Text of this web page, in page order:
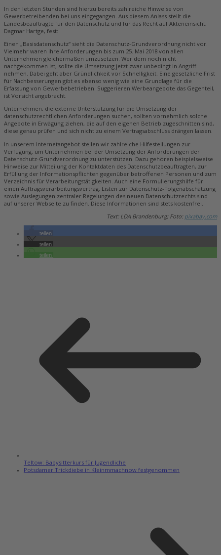
In den letzten Stunden sind hierzu bereits zahlreiche Hinweise von
Gewerbetreibenden bei uns eingegangen. Aus diesem Anlass stellt die
Landesbeauftragte für den Datenschutz und für das Recht auf Akteneinsicht,
Dagmar Hartge, fest:
Einen „Basisdatenschutz“ sieht die Datenschutz-Grundverordnung nicht vor.
Vielmehr waren ihre Anforderungen bis zum 25. Mai 2018 von allen
Unternehmen gleichermaßen umzusetzen. Wer dem noch nicht
nachgekommen ist, sollte die Umsetzung jetzt zwar unbedingt in Angriff
nehmen. Dabei geht aber Gründlichkeit vor Schnelligkeit. Eine gesetzliche Frist
für Nachbesserungen gibt es ebenso wenig wie eine Grundlage für die
Erfassung von Gewerbebetrieben. Suggerieren Werbeangebote das Gegenteil,
ist Vorsicht angebracht.
Unternehmen, die externe Unterstützung für die Umsetzung der
datenschutzrechtlichen Anforderungen suchen, sollten vornehmlich solche
Angebote in Erwägung ziehen, die auf den eigenen Betrieb zugeschnitten sind,
diese genau prüfen und sich nicht zu einem Vertragsabschluss drängen lassen.
In unserem Internetangebot stellen wir zahlreiche Hilfestellungen zur
Verfügung, um Unternehmen bei der Umsetzung der Anforderungen der
Datenschutz-Grundverordnung zu unterstützen. Dazu gehören beispielsweise
Hinweise zur Mitteilung der Kontaktdaten des Datenschutzbeauftragten, zur
Erfüllung der Informationspflichten gegenüber betroffenen Personen und zum
Verzeichnis für Verarbeitungstätigkeiten. Auch eine Formulierungshilfe für
einen Auftragsverarbeitungsvertrag, Listen zur Datenschutz-Folgenabschätzung
sowie Auslegungen zentraler Regelungen des neuen Datenschutzrechts sind
auf unserer Webseite zu finden. Diese Informationen sind stets kostenfrei.
Text: LDA Brandenburg; Foto: pixabay.com
teilen
teilen
teilen
Teltow: Babysitterkurs für Jugendliche
Potsdamer Trickdiebe in Kleinmmachnow festgenommen